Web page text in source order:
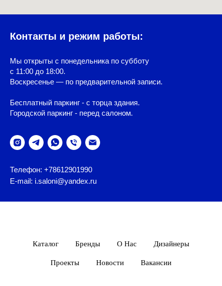
Контакты и режим работы:
Мы открыты с понедельника по субботу
с 11:00 до 18:00.
Воскресенье — по предварительной записи.
Бесплатный паркинг - с торца здания.
Городской паркинг - перед салоном.
Телефон: +78612901990
E-mail: i.saloni@yandex.ru
Каталог Бренды О Нас Дизайнеры
Проекты Новости Вакансии